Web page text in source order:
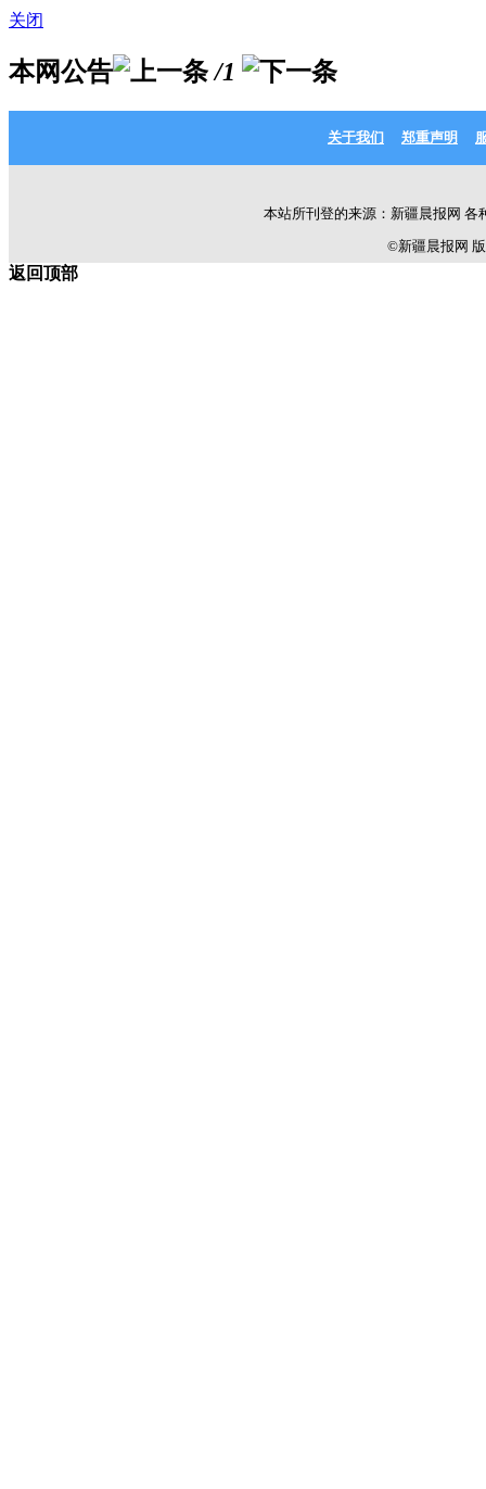
关闭
本网公告 /1
关于我们 郑重声明
本站所刊登的来源：新疆晨报网
©新疆晨报网 版
返回顶部